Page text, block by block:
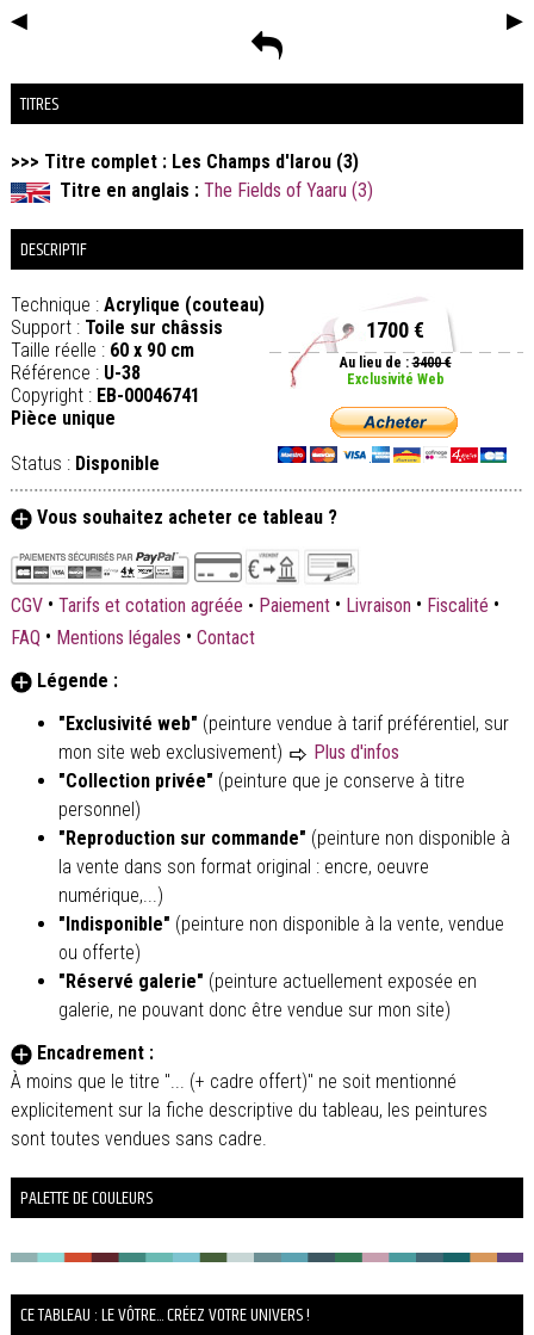
◀ ▶
TITRES
>>> Titre complet : Les Champs d'Iarou (3)
Titre en anglais : The Fields of Yaaru (3)
DESCRIPTIF
Technique : Acrylique (couteau)
Support : Toile sur châssis
Taille réelle : 60 x 90 cm
Référence : U-38
Copyright : EB-00046741
Pièce unique
Status : Disponible
1700 €
Au lieu de :3400 €
Exclusivité Web
Vous souhaitez acheter ce tableau ?
CGV • Tarifs et cotation agréée • Paiement • Livraison • Fiscalité •
FAQ • Mentions légales • Contact
Légende :
"Exclusivité web" (peinture vendue à tarif préférentiel, sur
mon site web exclusivement)
Plus d'infos
"Collection privée" (peinture que je conserve à titre
personnel)
"Reproduction sur commande" (peinture non disponible à
la vente dans son format original : encre, oeuvre
numérique,...)
"Indisponible" (peinture non disponible à la vente, vendue
ou offerte)
"Réservé galerie" (peinture actuellement exposée en
galerie, ne pouvant donc être vendue sur mon site)
Encadrement :
À moins que le titre "... (+ cadre offert)" ne soit mentionné
explicitement sur la fiche descriptive du tableau, les peintures
sont toutes vendues sans cadre.
PALETTE DE COULEURS
CE TABLEAU : LE VÔTRE... CRÉEZ VOTRE UNIVERS !